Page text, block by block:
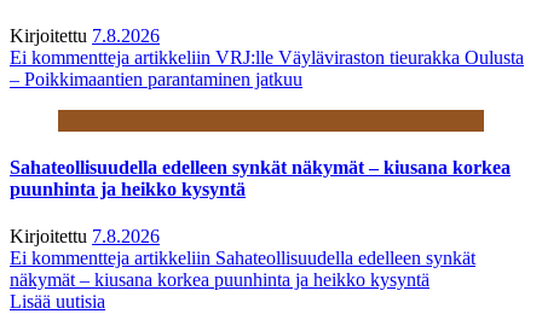
Kirjoitettu 7.8.2026
Ei kommentteja artikkeliin VRJ:lle Väyläviraston tieurakka Oulusta
– Poikkimaantien parantaminen jatkuu
Sahateollisuudella edelleen synkät näkymät – kiusana korkea
puunhinta ja heikko kysyntä
Kirjoitettu 7.8.2026
Ei kommentteja artikkeliin Sahateollisuudella edelleen synkät
näkymät – kiusana korkea puunhinta ja heikko kysyntä
Lisää uutisia